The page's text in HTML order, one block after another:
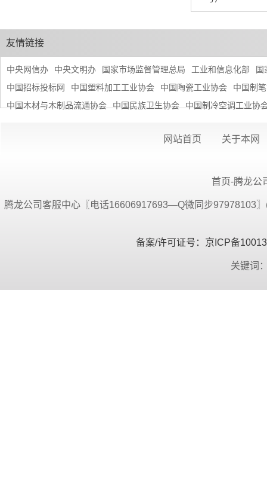
友情链接
中央网信办 中央文明办 国家市场监督管理总局 工业和信息化部
国
中国招标投标网
中国塑料加工工业协会 中国陶瓷工业协会
中国制
中国木材与木制品流通协会
中国民族卫生协会 中国制冷空调工业协
网站首页 关于本网
首页-腾龙公
腾龙公司客服中心〖电话16606917693—Q微同步97978103
备案/许可证号：京ICP备
关键词